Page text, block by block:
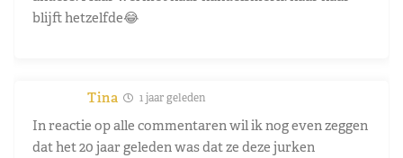
blijft hetzelfde😂
Tina 1 jaar geleden
In reactie op alle commentaren wil ik nog even zeggen
dat het 20 jaar geleden was dat ze deze jurken